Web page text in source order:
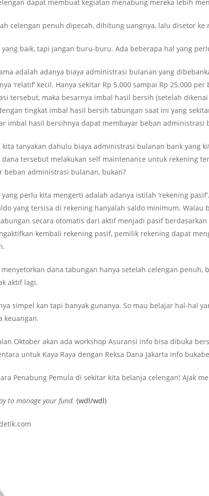
dapat membuat kegiatan menabung mereka lebih
celengan penuh dipecah, dihitung uangnya, lalu disetor
yang baik, tapi jangan buru-buru. Ada beberapa hal yang
adalah adanya biaya administrasi bulanan yang
‘relatif’ kecil. Hanya sekitar Rp 5.000 sampai Rp 25.000
tersebut, maka besarnya imbal hasil bersih (setelah
tingkat imbal hasil bersih tabungan saat ini yang
imbal hasil bersihnya dapat membayar beban administrasi
kita tanyakan dahulu biaya administrasi bulanan bank yang
dana tersebut melakukan self maintenance untuk rekening
beban administrasi bulanan, bukan?
yang perlu kita mengerti adalah adanya istilah ‘rekening
yang tersisa di rekening hanyalah saldo minimum.
secara otomatis dari aktif menjadi pasif
kembali rekening pasif, pemilik rekening dapat
dana tabungan hanya setelah celengan
aktif lagi.
simpel kan tapi banyak gunanya. So mau belajar hal-hal
keuangan.
Oktober akan ada workshop Asuransi info bisa dibuka
untuk Kaya Raya dengan Reksa Dana Jakarta info
Penabung Pemula di sekitar kita belanja celengan! Ajak
to manage your fund. (wdl/wdl)